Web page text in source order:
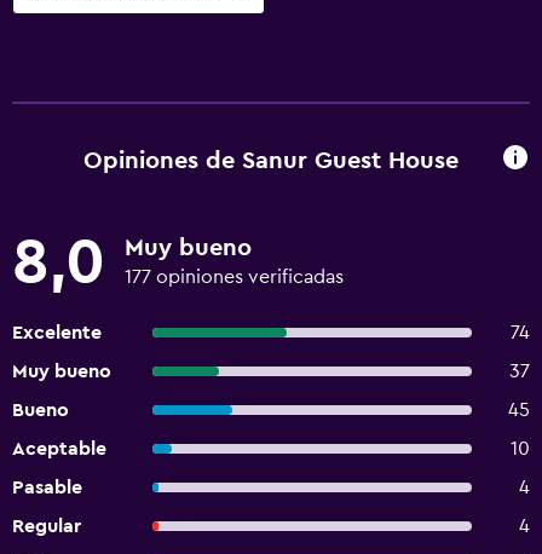
Opiniones de Sanur Guest House
8,0 Muy bueno
177 opiniones verificadas
Excelente
74
Muy bueno
37
Bueno
45
Aceptable
10
Pasable
4
Regular
4